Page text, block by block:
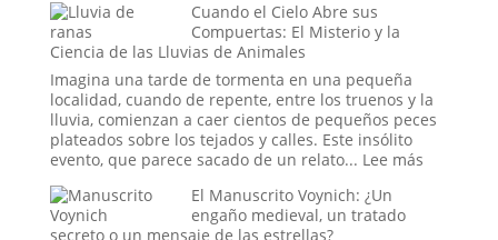
Poder
y
la
Reconfiguración
del
Orden
Global
en
Era
Trump
Cuando el Cielo Abre sus
Compuertas: El Misterio y la
Ciencia de las Lluvias de Animales
Imagina una tarde de tormenta en una pequeña
localidad, cuando de repente, entre los truenos y la
lluvia, comienzan a caer cientos de pequeños peces
plateados sobre los tejados y calles. Este insólito
evento, que parece sacado de un relato... Lee más:
El Manuscrito Voynich: ¿Un
engaño medieval, un tratado
secreto o un mensaje de las estrellas?